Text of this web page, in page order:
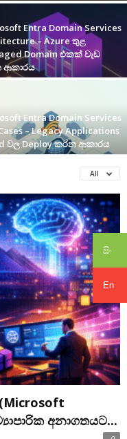
සිං
En
Entra Domain Services
– Azure තුළ
Domain එකක් වැඩ
Entra Domain Services
– Legacy Applications
වල Deploy කරන ආකාරය
All
අනාගතයට...